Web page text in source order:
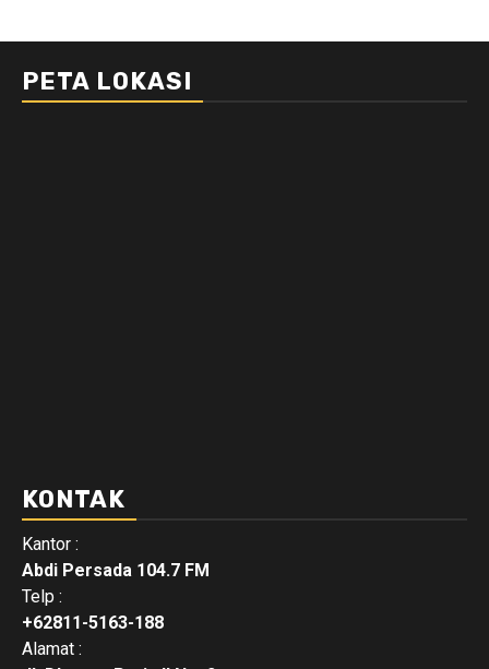
PETA LOKASI
KONTAK
Kantor :
Abdi Persada 104.7 FM
Telp :
+62811-5163-188
Alamat :